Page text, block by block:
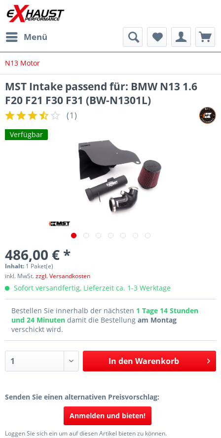
Menü
N13 Motor
MST Intake passend für: BMW N13 1.6
F20 F21 F30 F31 (BW-N1301L)
(1)
Verfügbar
486,00 € *
Inhalt: 1 Paket(e)
inkl. MwSt.zzgl. Versandkosten
Sofort versandfertig, Lieferzeit ca. 1-3 Werktage
Bestellen Sie innerhalb der nächsten 1 Tage 14 Stunden
und 24 Minuten damit die Bestellung am Montag
verschickt wird.
In den Warenkorb
Senden Sie einen alternativen Preisvorschlag:
Anmelden und bieten!
Loggen Sie sich ein um auf diesen Artikel bieten zu können.